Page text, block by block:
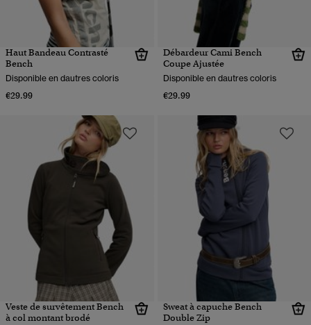
Haut Bandeau Contrasté
Bench
Disponible en dautres coloris
€29.99
Débardeur Cami Bench
Coupe Ajustée
Disponible en dautres coloris
€29.99
Veste de survêtement Bench
à col montant brodé
Sweat à capuche Bench
Double Zip